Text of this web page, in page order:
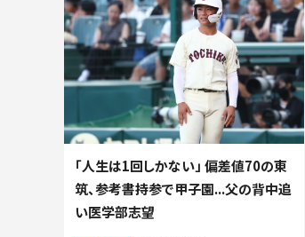
「人生は1回しかない」 偏差値70の東
筑、参考書持参で甲子園...父の背中追
い医学部志望